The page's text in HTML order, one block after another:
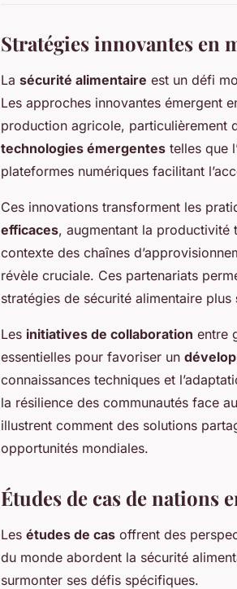
Stratégies innovantes en
La sécurité alimentaire est un défi
Les approches innovantes émergent
production agricole, particulièrement
technologies émergentes telles que
plateformes numériques facilitant
Ces innovations transforment les
efficaces, augmentant la productivité
contexte des chaînes
révèle cruciale. Ces partenariats
stratégies de sécurité alimentaire plus
Les initiatives de collaboration entre
essentielles pour favoriser un
connaissances techniques et
la résilience des communautés face
illustrent comment des solutions
opportunités mondiales.
Études de cas de nations
Les études de cas offrent des
du monde abordent la sécurité
surmonter ses défis spécifiques.